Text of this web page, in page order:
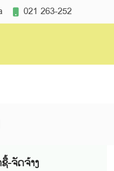
021 263-252
-ຈັດຈ້າງ